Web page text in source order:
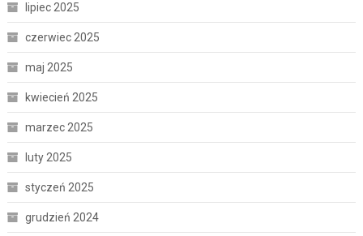
lipiec 2025
czerwiec 2025
maj 2025
kwiecień 2025
marzec 2025
luty 2025
styczeń 2025
grudzień 2024